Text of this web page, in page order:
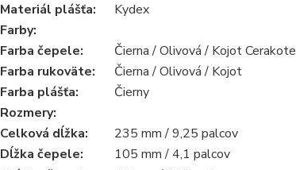
Materiál plášťa:
Kydex
Farby:
Farba čepele:
Čierna / Olivová / Kojot Cerakote
Farba rukoväte:
Čierna / Olivová / Kojot
Farba plášťa:
Čierny
Rozmery:
Celková dĺžka:
235 mm / 9,25 palcov
Dĺžka čepele:
105 mm / 4,1 palcov